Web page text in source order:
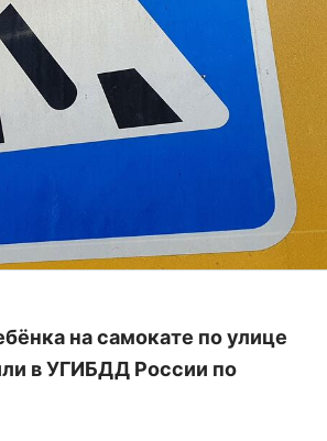
на самокате по улице
в УГИБДД России по